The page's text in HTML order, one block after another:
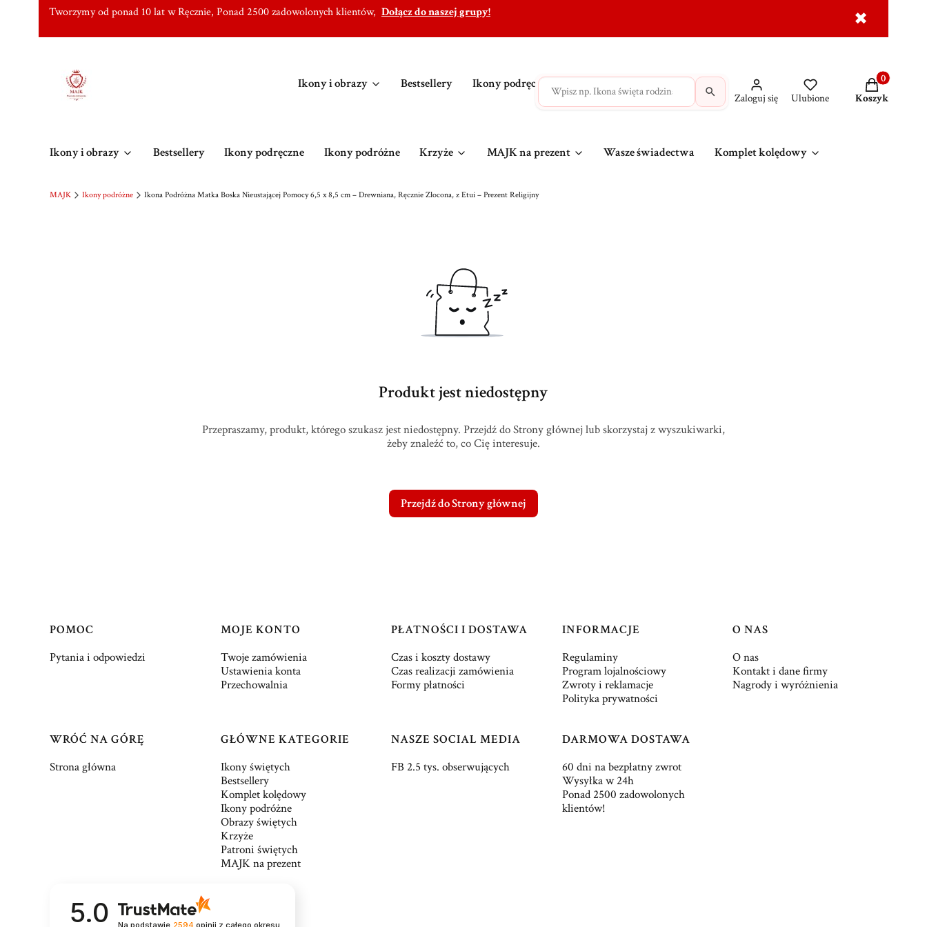
Tworzymy od ponad 10 lat w Ręcznie, Ponad 2500 zadowolonych klientów, Dołącz do naszej grupy! ✖
Ikony i obrazy Bestsellery Ikony podręczne Krzyże MAJK na prezent Wasze
Zaloguj się Ulubione
Produkty w
Koszyk
Ikony i obrazy Bestsellery Ikony podręczne Ikony podróżne Krzyże MAJK na prezent Wasze świadectwa Komplet kolędowy
MAJK Ikony podróżne Ikona Podróżna Matka Boska Nieustającej Pomocy 6,5 x 8,5 cm – Drewniana, Ręcznie Złocona, z Etui – Prezent Religijny
Produkt jest niedostępny
Przepraszamy, produkt, którego szukasz jest niedostępny. Przejdź do Strony głównej lub skorzystaj z wyszukiwarki,
żeby znaleźć to, co Cię interesuje.
Przejdź do Strony głównej
Linki w stopce
POMOC
Pytania i odpowiedzi
MOJE KONTO
Twoje zamówienia
Ustawienia konta
Przechowalnia
PŁATNOŚCI I DOSTAWA
Czas i koszty dostawy
Czas realizacji zamówienia
Formy płatności
INFORMACJE
Regulaminy
Program lojalnościowy
Zwroty i reklamacje
Polityka prywatności
O NAS
O nas
Kontakt i dane firmy
Nagrody i wyróżnienia
WRÓĆ NA GÓRĘ
Strona główna
GŁÓWNE KATEGORIE
Ikony świętych
Bestsellery
Komplet kolędowy
Ikony podróżne
Obrazy świętych
Krzyże
Patroni świętych
MAJK na prezent
NASZE SOCIAL MEDIA
FB 2.5 tys. obserwujących
DARMOWA DOSTAWA
60 dni na bezpłatny zwrot
Wysyłka w 24h
Ponad 2500 zadowolonych
klientów!
5.0 Na podstawie 2594 opinii z całego okresu